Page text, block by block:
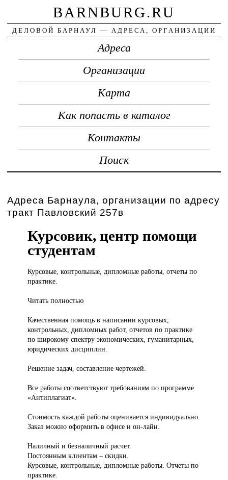
BARNBURG.RU
ДЕЛОВОЙ БАРНАУЛ — АДРЕСА, ОРГАНИЗАЦИИ
Адреса
Организации
Карта
Как попасть в каталог
Контакты
Поиск
Адреса Барнаула, организации по адресу
тракт Павловский 257в
Курсовик, центр помощи
студентам
Курсовые, контрольные,дипломные работы, отчеты по
практике.
Читать полностью
Качественная помощь в написании курсовых,
контрольных, дипломных работ, отчетов по практике
по широкому спектру экономических, гуманитарных,
юридических дисциплин.
Решение задач, составление чертежей.
Все работы соответствуют требованиям по программе
«Антиплагиат».
Стоимость каждой работы оценивается индивидуально.
Заказ можно оформить в офисе и он-лайн.
Наличный и безналичный расчет.
Постоянным клиентам – скидки.
Курсовые, контрольные, дипломные работы. Отчеты по
практике.